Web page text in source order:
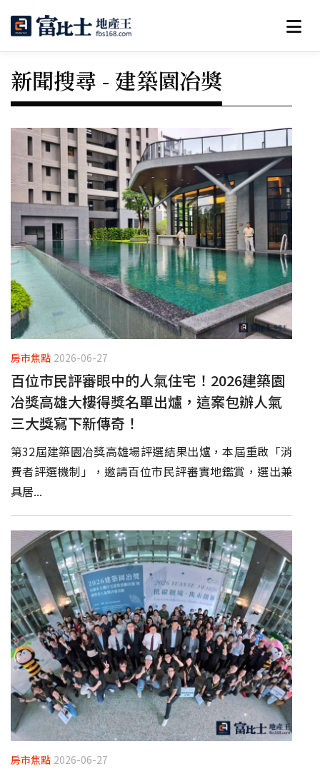
新聞搜尋 - 建築園冶獎
房市焦點 2026-06-27
百位市民評審眼中的人氣住宅！2026建築園
冶獎高雄大樓得獎名單出爐，這案包辦人氣
三大獎寫下新傳奇！
第32屆建築園冶獎高雄場評選結果出爐，本屆重啟「消
費者評選機制」，邀請百位市民評審實地鑑賞，選出兼
具居...
房市焦點 2026-06-27